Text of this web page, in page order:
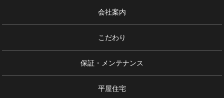
会社案内
こだわり
保証・メンテナンス
平屋住宅